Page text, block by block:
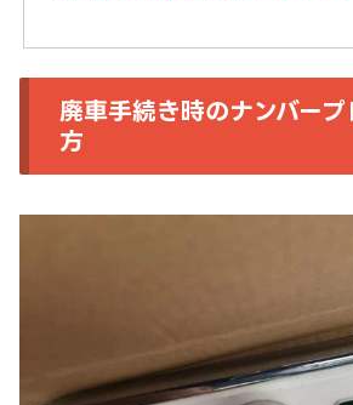
廃車手続き時のナンバー
方